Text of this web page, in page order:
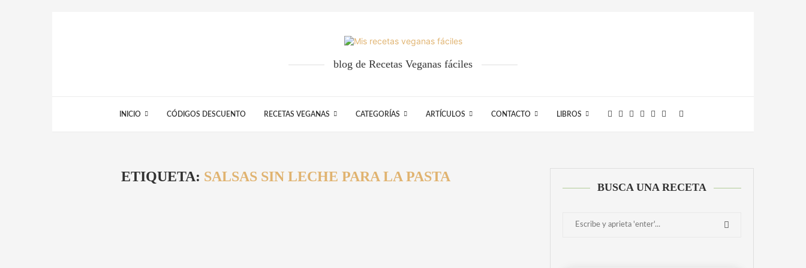
blog de Recetas Veganas fáciles
INICIO CÓDIGOS DESCUENTO RECETAS VEGANAS CATEGORÍAS ARTÍCULOS CONTACTO LIBROS
ETIQUETA: SALSAS SIN LECHE PARA LA PASTA
BUSCA UNA RECETA